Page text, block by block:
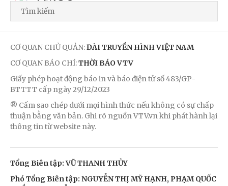
CƠ QUAN CHỦ QUẢN:ĐÀI TRUYỀN HÌNH VIỆT NAM
CƠ QUAN BÁO CHÍ:THỜI BÁO VTV
Giấy phép hoạt động báo in và báo điện tử số 483/GP-
BTTTT cấp ngày 29/12/2023
® Cấm sao chép dưới mọi hình thức nếu không có sự chấp
thuận bằng văn bản. Ghi rõ nguồn VTV.vn khi phát hành lại
thông tin từ website này.
Tổng Biên tập: VŨ THANH THỦY
Phó Tổng Biên tập: NGUYỄN THỊ MỸ HẠNH, PHẠM QUỐC